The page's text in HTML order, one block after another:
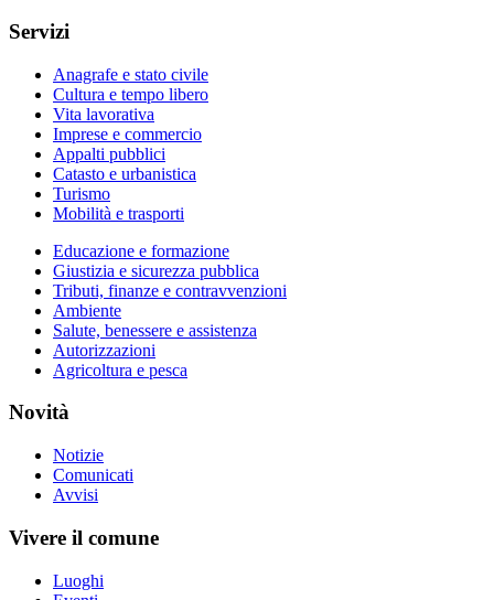
Servizi
Anagrafe e stato civile
Cultura e tempo libero
Vita lavorativa
Imprese e commercio
Appalti pubblici
Catasto e urbanistica
Turismo
Mobilità e trasporti
Educazione e formazione
Giustizia e sicurezza pubblica
Tributi, finanze e contravvenzioni
Ambiente
Salute, benessere e assistenza
Autorizzazioni
Agricoltura e pesca
Novità
Notizie
Comunicati
Avvisi
Vivere il comune
Luoghi